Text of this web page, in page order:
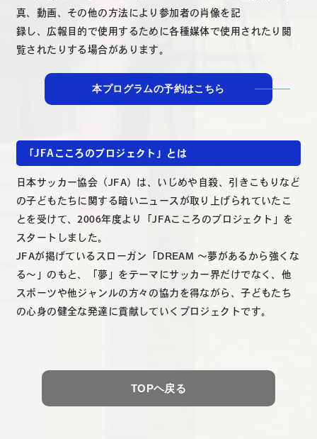
真、動画、その他の方法により参加者の肖像を記
録し、広報目的で使用するために各種媒体で使用されたり閲
覧されたりする場合があります。
本プログラムの予約はこちら
「JFAこころのプロジェクト」とは
日本サッカー協会（JFA）は、いじめや自殺、引きこもりなど
の子どもたちに関する暗いニュースが取り上げられていたこ
とを受けて、2006年度より「JFAこころのプロジェクト」を
スタートしました。
JFAが掲げているスローガン「DREAM ～夢があるから強くな
る～」のもと、「夢」をテーマにサッカー界だけでなく、他
スポーツや他ジャンルの方々の協力を得ながら、子どもたち
の心身の健全な発達に貢献していくプロジェクトです。
TOPヘ戻る